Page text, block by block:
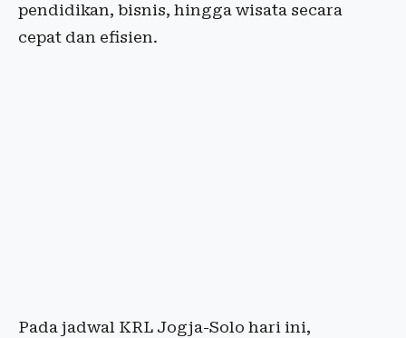
pendidikan, bisnis, hingga wisata secara
cepat dan efisien.
Pada jadwal KRL Jogja-Solo hari ini,